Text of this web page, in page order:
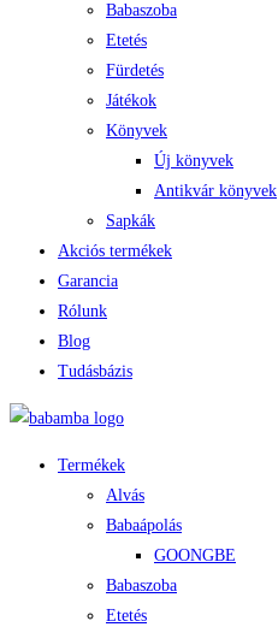
Babaszoba
Etetés
Fürdetés
Játékok
Könyvek
Új könyvek
Antikvár könyvek
Sapkák
Akciós termékek
Garancia
Rólunk
Blog
Tudásbázis
Termékek
Alvás
Babaápolás
GOONGBE
Babaszoba
Etetés